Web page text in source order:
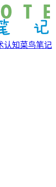
菜鸟笔记